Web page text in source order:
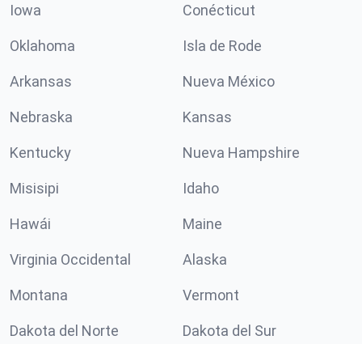
Iowa Conécticut
Oklahoma Isla de Rode
Arkansas Nueva México
Nebraska Kansas
Kentucky Nueva Hampshire
Misisipi Idaho
Hawái Maine
Virginia Occidental Alaska
Montana Vermont
Dakota del Norte Dakota del Sur